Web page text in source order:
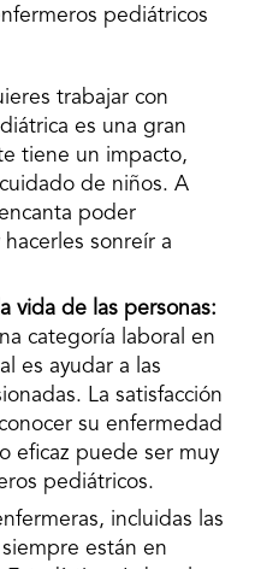
pediátricos
trabajar con
es una gran
tiene un impacto,
de niños. A
poder
sonreír a
vida de las personas:
categoría laboral en
es ayudar a las
La satisfacción
su enfermedad
eficaz puede ser muy
pediátricos.
incluidas las
están en